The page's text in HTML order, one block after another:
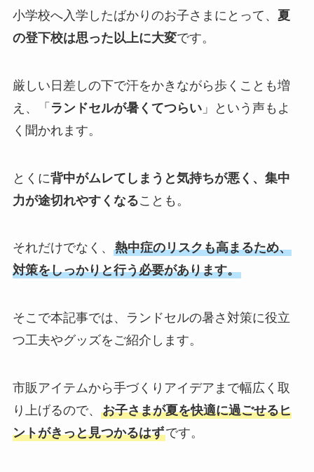
小学校へ入学したばかりのお子さまにとって、 夏
の登下校は思った以上に大変です。
厳しい日差しの下で汗をかきながら歩くことも増
え、「 ランドセルが暑くてつらい」という声もよ
く聞かれます。
とくに背中がムレてしまうと気持ちが悪く、集中
力が途切れやすくなることも。
それだけでなく、 熱中症のリスクも高まるため、
対策をしっかりと行う必要があります。
そこで本記事では、ランドセルの暑さ対策に役立
つ工夫やグッズをご紹介します。
市販アイテムから手づくりアイデアまで幅広く取
り上げるので、 お子さまが夏を快適に過ごせるヒ
ントがきっと見つかるはずです。